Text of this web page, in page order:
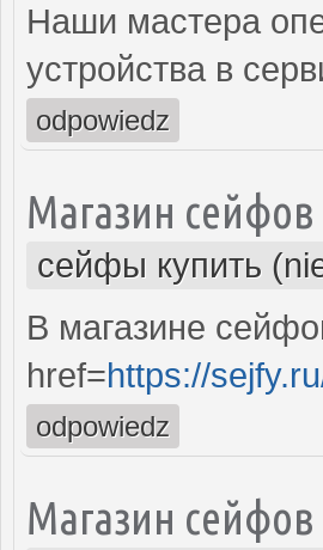
Наши мастера
устройства в
odpowiedz
Магазин сейфов
сейфы купить
В магазине
href=https://
odpowiedz
Магазин сейфов